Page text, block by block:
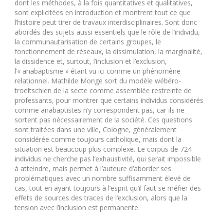
dont les méthodes, à la fois quantitatives et qualitatives,
sont explicitées en introduction et montrent tout ce que
l’histoire peut tirer de travaux interdisciplinaires. Sont donc
abordés des sujets aussi essentiels que le rôle de l’individu,
la communautarisation de certains groupes, le
fonctionnement de réseaux, la dissimulation, la marginalité,
la dissidence et, surtout, l’inclusion et l’exclusion,
l’« anabaptisme » étant vu ici comme un phénomène
relationnel. Mathilde Monge sort du modèle wébéro-
troeltschien de la secte comme assemblée restreinte de
professants, pour montrer que certains individus considérés
comme anabaptistes n’y correspondent pas, car ils ne
sortent pas nécessairement de la société. Ces questions
sont traitées dans une ville, Cologne, généralement
considérée comme toujours catholique, mais dont la
situation est beaucoup plus complexe. Le corpus de 724
individus ne cherche pas l’exhaustivité, qui serait impossible
à atteindre, mais permet à l’auteure d’aborder ses
problématiques avec un nombre suffisamment élevé de
cas, tout en ayant toujours à l’esprit qu’il faut se méfier des
effets de sources des traces de l’exclusion, alors que la
tension avec l’inclusion est permanente.